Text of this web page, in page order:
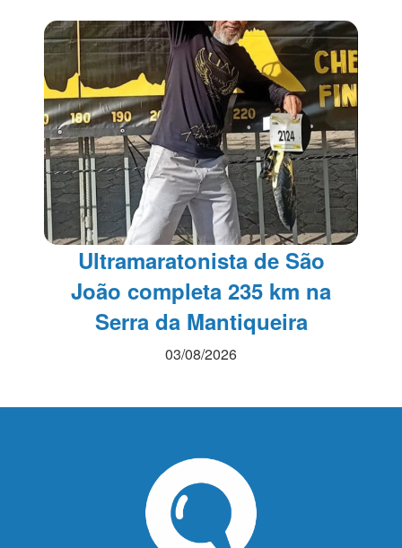
Ultramaratonista de São
João completa 235 km na
Serra da Mantiqueira
03/08/2026